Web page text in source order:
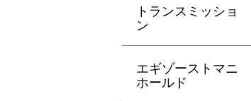
トランスミッショ
ン
エギゾーストマニ
ホールド